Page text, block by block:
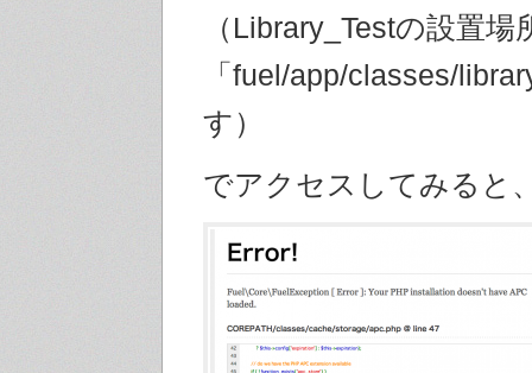
（Library_Testの設置場
「fuel/app/classes/
す）
でアクセスしてみると